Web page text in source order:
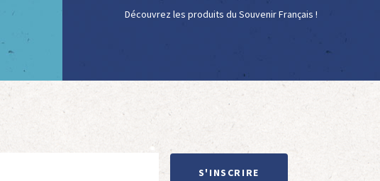
Découvrez les produits du Souvenir Français !
S'INSCRIRE